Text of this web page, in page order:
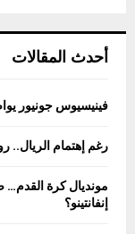
أحدث المقالات
فينيسيوس جونيور
رغم إهتمام الريال..
مونديال كرة القدم…
إنفانتينو؟